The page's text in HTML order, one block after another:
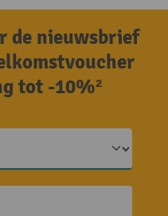
de nieuwsbrief
tot -10%²